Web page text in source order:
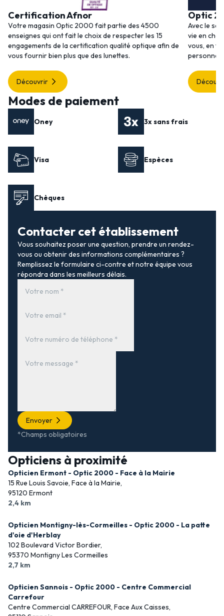
Certification Afnor
Votre magasin Optic 2000 fait partie des 4500
enseignes qui ont fait le choix de respecter les 15
engagements de la certification qualité optique afin de
vous fournir bien plus que des lunettes.
Découvrir
Optic
Avec le
vie en
vous, en
Modes de paiement
Oney 3x sans frais
Visa Espèces
Chèques
Contacter cet établissement
Vous souhaitez poser une question, prendre un rendez-
vous ou obtenir des informations complémentaires ?
Remplissez le formulaire ci-contre et notre équipe vous
répondra dans les meilleurs délais.
Envoyer
*Champs obligatoires
Opticiens à proximité
Opticien Ermont - Optic 2000 - Face à la Mairie
15 Rue Louis Savoie, Face à la Mairie,
95120 Ermont
2,4 km
Opticien Montigny-lès-Cormeilles - Optic 2000 - La patte
d'oie d'Herblay
102 Boulevard Victor Bordier,
95370 Montigny Les Cormeilles
2,7 km
Opticien Sannois - Optic 2000 - Centre Commercial
Carrefour
Centre Commercial CARREFOUR, Face Aux Caisses,